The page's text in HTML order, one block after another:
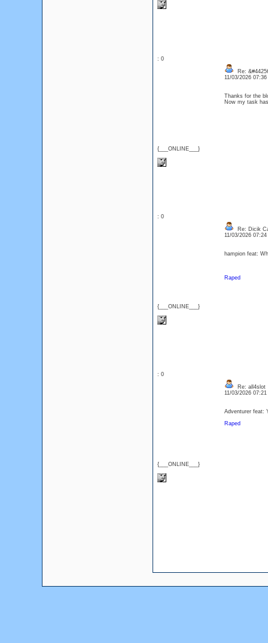
: 0
{___ONLINE___}
Re:
11/03/2026
Thanks for the
Now my task
: 0
{___ONLINE___}
Re: Dicik
11/03/2026
hampion feat:
Raped
: 0
{___ONLINE___}
Re: all4slot
11/03/2026
Adventurer feat:
Raped